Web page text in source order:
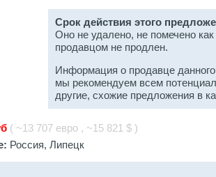
Срок действия этого
Оно не удалено, не помечено
продавцом не продлен.
Информация о продавце
мы рекомендуем всем
другие, схожие предложения в
( ~13 707 евро , ~15 821 $ )
Россия, Липецк